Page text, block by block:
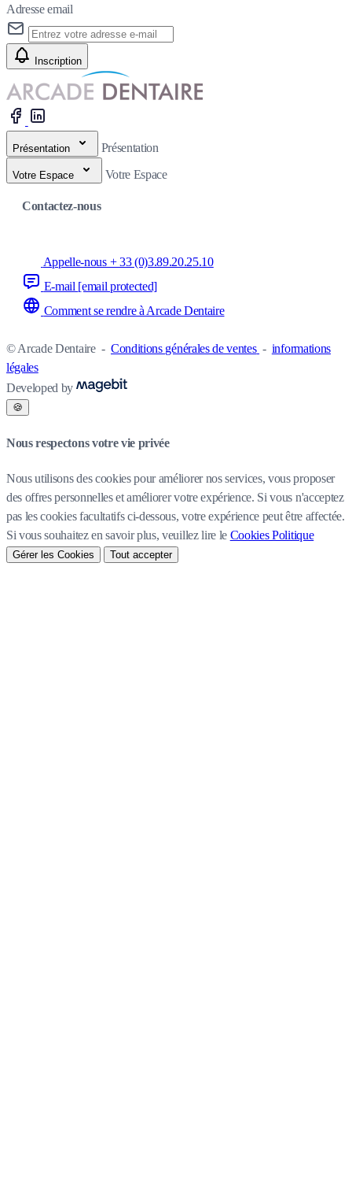
Adresse email
Inscription
Présentation Présentation
Votre Espace Votre Espace
Contactez-nous
Appelle-nous + 33 (0)3.89.20.25.10
E-mail [email protected]
Comment se rendre à Arcade Dentaire
© Arcade Dentaire - Conditions générales de ventes - informations
légales
Developed by
🍪
Nous respectons votre vie privée
Nous utilisons des cookies pour améliorer nos services, vous proposer
des offres personnelles et améliorer votre expérience. Si vous n'acceptez
pas les cookies facultatifs ci-dessous, votre expérience peut être affectée.
Si vous souhaitez en savoir plus, veuillez lire le Cookies Politique
Gérer les Cookies Tout accepter